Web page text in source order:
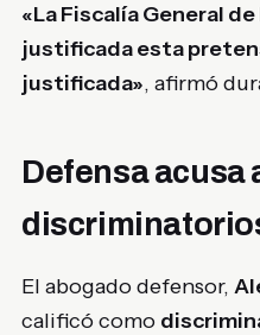
«La Fiscalía General
justificada esta
justificada», afirmó
Defensa acusa
El abogado defensor,
calificó como